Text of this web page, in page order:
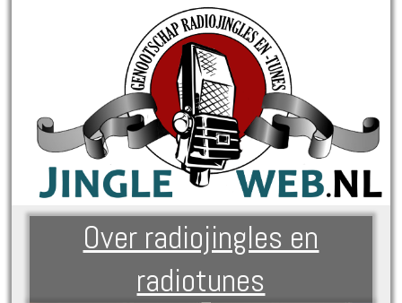
Over radiojingles en
radiotunes